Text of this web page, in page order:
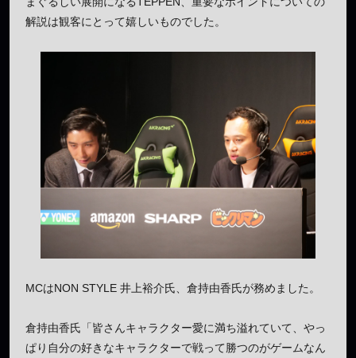
解説は観客にとって嬉しいものでした。
MCはNON STYLE 井上裕介氏、倉持由香氏が務めました。
倉持由香氏「皆さんキャラクター愛に満ち溢れていて、やっ
ぱり自分の好きなキャラクターで戦って勝つのがゲームなん